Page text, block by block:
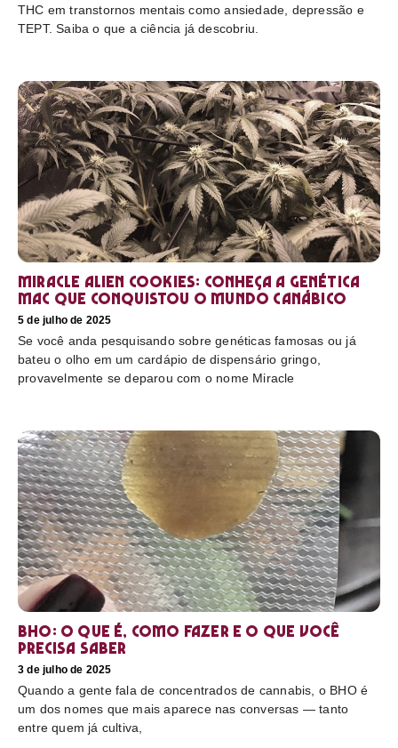
THC em transtornos mentais como ansiedade, depressão e
TEPT. Saiba o que a ciência já descobriu.
Miracle Alien Cookies: conheça a genética
MAC que conquistou o mundo canábico
5 de julho de 2025
Se você anda pesquisando sobre genéticas famosas ou já
bateu o olho em um cardápio de dispensário gringo,
provavelmente se deparou com o nome Miracle
BHO: o que é, como fazer e o que você
precisa saber
3 de julho de 2025
Quando a gente fala de concentrados de cannabis, o BHO é
um dos nomes que mais aparece nas conversas — tanto
entre quem já cultiva,